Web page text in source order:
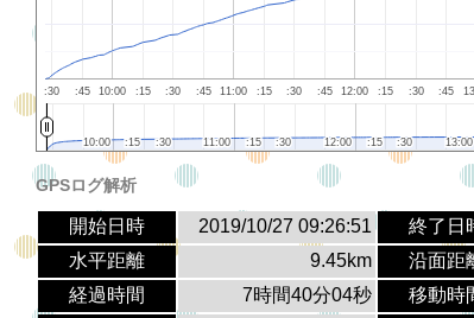
10:00 11:00 12:00
:30 :45 :15 :30 :45 :15 :30 :45 :15 :30 :45
10:00
10:00 11:00
11:00 12:00
12:00 13:00
13:00
:15
:15 :30
:30 :15
:15 :30
:30 :15
:15 :30
:30
GPSログ解析
開始日時 2019/10/27 09:26:51 終了日
水平距離
9.45km 沿面距
経過時間
7時間40分04秒 移動時